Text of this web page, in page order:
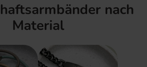
nach
Material